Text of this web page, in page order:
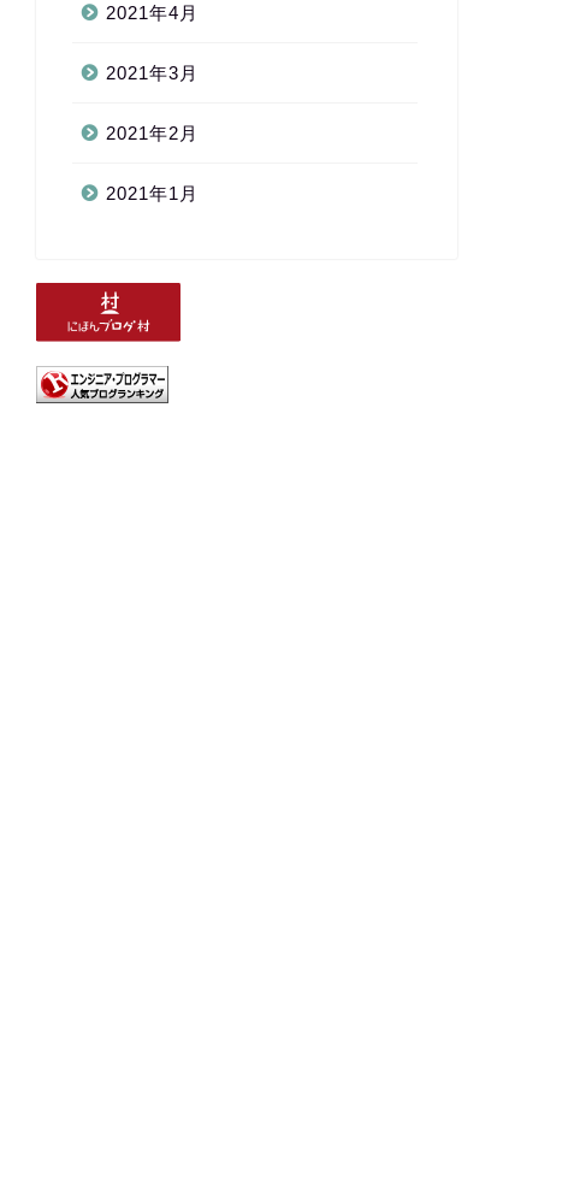
2021年4月
2021年3月
2021年2月
2021年1月